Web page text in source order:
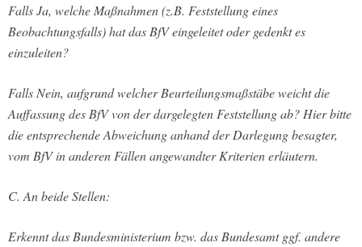
Falls Ja, welche Maßnahmen (z.B. Feststellung eines
Beobachtungsfalls) hat das BfV eingeleitet oder gedenkt es
einzuleiten?
Falls Nein, aufgrund welcher Beurteilungsmaßstäbe weicht die
Auffassung des BfV von der dargelegten Feststellung ab? Hier bitte
die entsprechende Abweichung anhand der Darlegung besagter,
vom BfV in anderen Fällen angewandter Kriterien erläutern.
C. An beide Stellen:
Erkennt das Bundesministerium bzw. das Bundesamt ggf. andere